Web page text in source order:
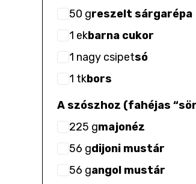
50 greszelt sárgarépa
1 ekbarna cukor
1 nagy csipetsó
1 tkbors
A szószhoz (fahéjas
225 gmajonéz
56 gdijoni mustár
56 gangol mustár